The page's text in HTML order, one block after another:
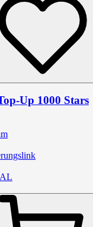
Up 1000 Stars